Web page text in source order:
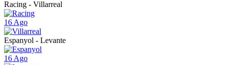
Racing - Villarreal
16 Ago
Espanyol - Levante
16 Ago